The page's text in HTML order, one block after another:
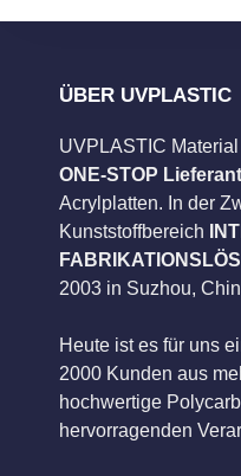
ÜBER UVPLASTIC
UVPLASTIC
ONE-STOP Lieferant
Acrylplatten. In der
Kunststoffbereich
2003 in Suzhou,
Heute ist es für uns
2000 Kunden aus
hochwertige
hervorragenden